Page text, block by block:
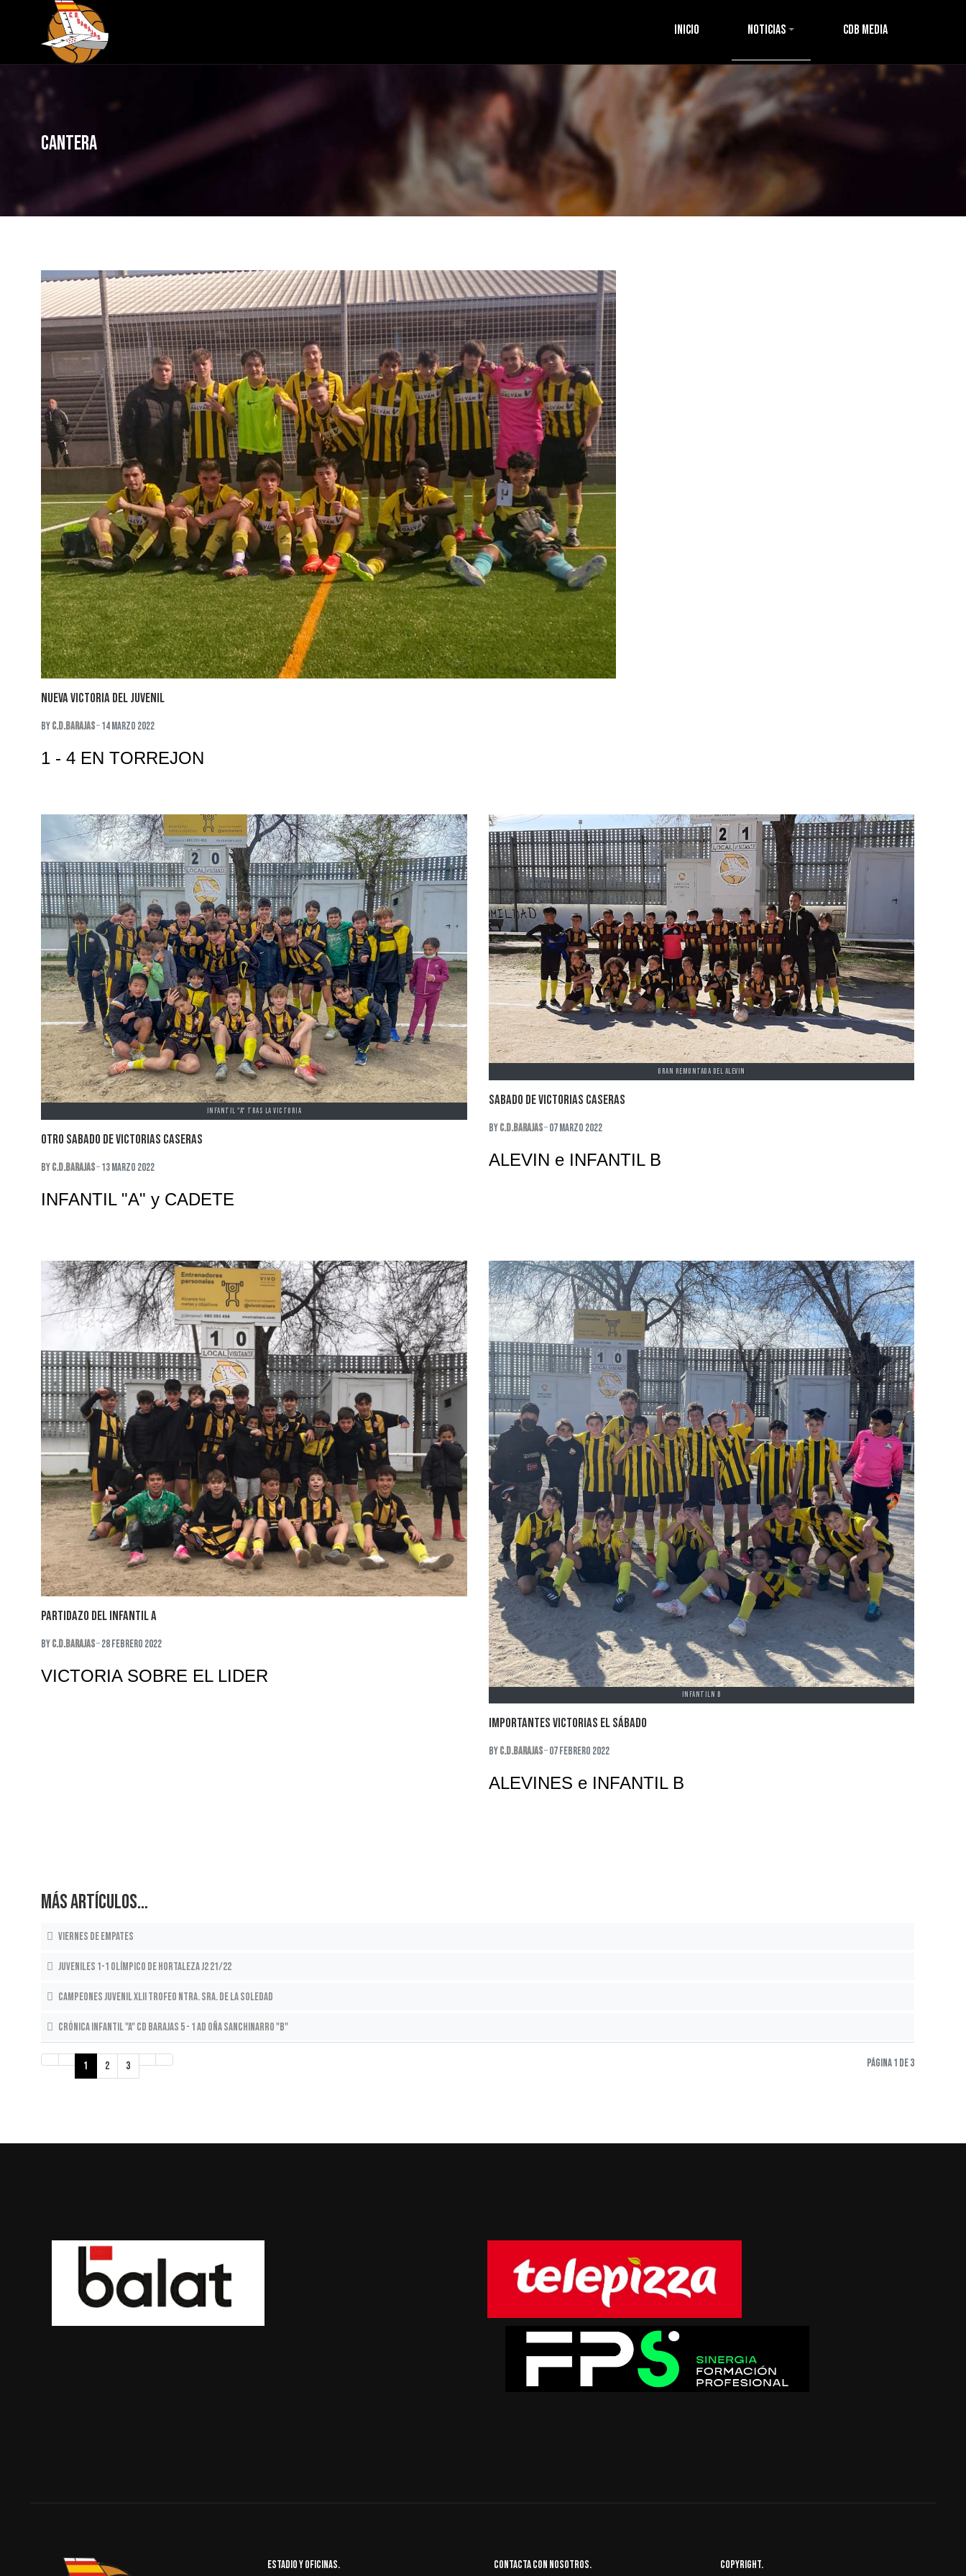
Inicio Noticias CDB Media
Cantera
NUEVA VICTORIA DEL JUVENIL
ByC.D.Barajas 14 Marzo 2022
1 - 4 EN TORREJON
INFANTIL "A" TRAS LA VICTORIA
OTRO SABADO DE VICTORIAS CASERAS
ByC.D.Barajas 13 Marzo 2022
INFANTIL "A" y CADETE
GRAN REMONTADA DEL ALEVIN
SABADO DE VICTORIAS CASERAS
ByC.D.Barajas 07 Marzo 2022
ALEVIN e INFANTIL B
PARTIDAZO DEL INFANTIL A
ByC.D.Barajas 28 Febrero 2022
VICTORIA SOBRE EL LIDER
INFANTILN B
IMPORTANTES VICTORIAS EL SÁBADO
ByC.D.Barajas 07 Febrero 2022
ALEVINES e INFANTIL B
Más artículos…
VIERNES DE EMPATES
Juveniles 1-1 Olímpico de Hortaleza J2 21/22
Campeones Juvenil XLII Trofeo Ntra. Sra. de la Soledad
Crónica Infantil "A" CD Barajas 5 - 1 AD Oña Sanchinarro "B"
Página 1 de 3
1 2 3
Estadio y oficinas Contacta con nosotros Copyright